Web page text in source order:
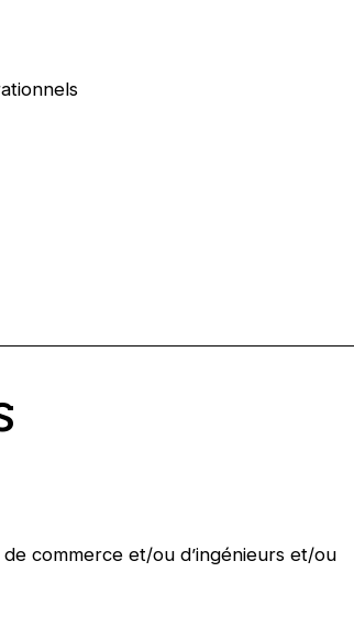
commerce et/ou d’ingénieurs et/ou